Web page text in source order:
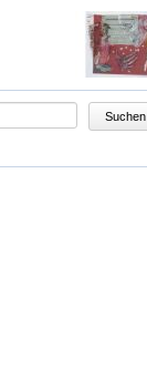
Suchen